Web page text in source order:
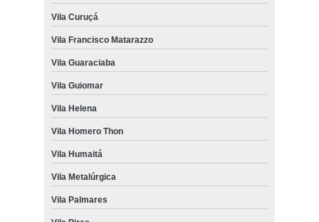
Vila Curuçá
Vila Francisco Matarazzo
Vila Guaraciaba
Vila Guiomar
Vila Helena
Vila Homero Thon
Vila Humaitá
Vila Metalúrgica
Vila Palmares